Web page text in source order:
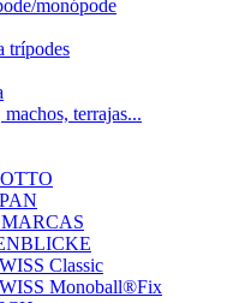
monópode
trípodes
terrajas...
Classic
Monoball®Fix